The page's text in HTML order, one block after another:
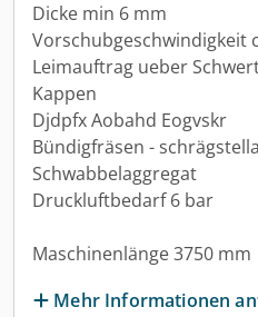
Dicke min 6 mm
Vorschubgeschwindigkeit
Leimauftrag ueber
Kappen
Djdpfx Aobahd Eogvskr
Bündigfräsen -
Schwabbelaggregat
Druckluftbedarf 6 bar
Maschinenlänge 3750 mm
Mehr Informationen